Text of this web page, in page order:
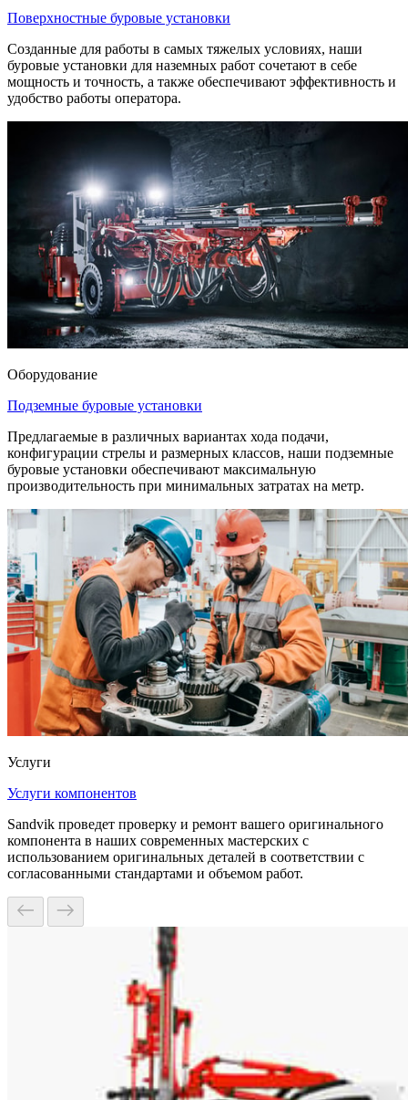
Поверхностные буровые установки
Созданные для работы в самых тяжелых условиях, наши
буровые установки для наземных работ сочетают в себе
мощность и точность, а также обеспечивают эффективность и
удобство работы оператора.
Оборудование
Подземные буровые установки
Предлагаемые в различных вариантах хода подачи,
конфигурации стрелы и размерных классов, наши подземные
буровые установки обеспечивают максимальную
производительность при минимальных затратах на метр.
Услуги
Услуги компонентов
Sandvik проведет проверку и ремонт вашего оригинального
компонента в наших современных мастерских с
использованием оригинальных деталей в соответствии с
согласованными стандартами и объемом работ.